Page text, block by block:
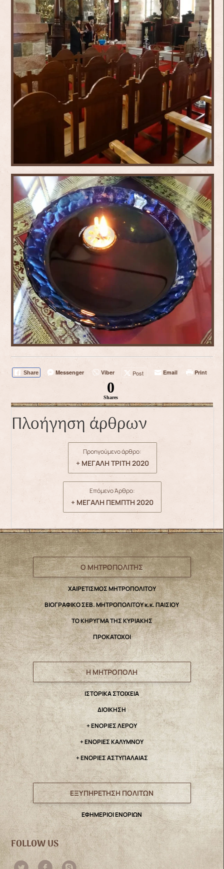
Share Messenger Viber Post Email Print
0
Shares
Πλοήγηση άρθρων
Προηγούμενο άρθρο:
+ ΜΕΓΑΛΗ ΤΡΙΤΗ 2020
Επόμενο Άρθρο:
+ ΜΕΓΑΛΗ ΠΕΜΠΤΗ 2020
Ο ΜΗΤΡΟΠΟΛΙΤΗΣ
ΧΑΙΡΕΤΙΣΜΟΣ ΜΗΤΡΟΠΟΛΙΤΟΥ
ΒΙΟΓΡΑΦΙΚΟ ΣΕΒ. ΜΗΤΡΟΠΟΛΙΤΟΥ κ.κ. ΠΑΙΣΙΟΥ
ΤΟ ΚΗΡΥΓΜΑ ΤΗΣ ΚΥΡΙΑΚΗΣ
ΠΡΟΚΑΤΟΧΟΙ
Η ΜΗΤΡΟΠΟΛΗ
IΣΤΟΡΙΚΑ ΣΤΟΙΧΕΙΑ
ΔΙΟΙΚΗΣΗ
+ ΕΝΟΡΙΕΣ ΛΕΡΟΥ
+ ΕΝΟΡΙΕΣ ΚΑΛΥΜΝΟΥ
+ ΕΝΟΡΙΕΣ ΑΣΤΥΠΑΛΑΙΑΣ
ΕΞΥΠΗΡΕΤΗΣΗ ΠΟΛΙΤΩΝ
ΕΦΗΜΕΡΙΟΙ ΕΝΟΡΙΩΝ
FOLLOW US